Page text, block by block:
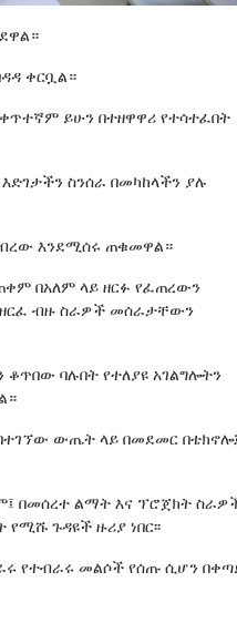
ቀርቧል።
ይሁን በተዘዋዋሪ የተሳተፈበት
ስንሰራ በመካከላችን ያሉ
እንደሚሰሩ ጠቁመዋል።
በአለም ላይ ዘርፉ የፈጠረውን
ዘርፈ ብዙ ስራዎች መሰራታቸውን
ባሉበት የተለያዩ አገልግሎትን
ውጤት ላይ በመደመር
በመሰረተ ልማት እና ፕሮጀክት
ጉዳዩች ዙሪያ ነበር፡፡
የተብራሩ መልሶች የሰጡ ሲሆን